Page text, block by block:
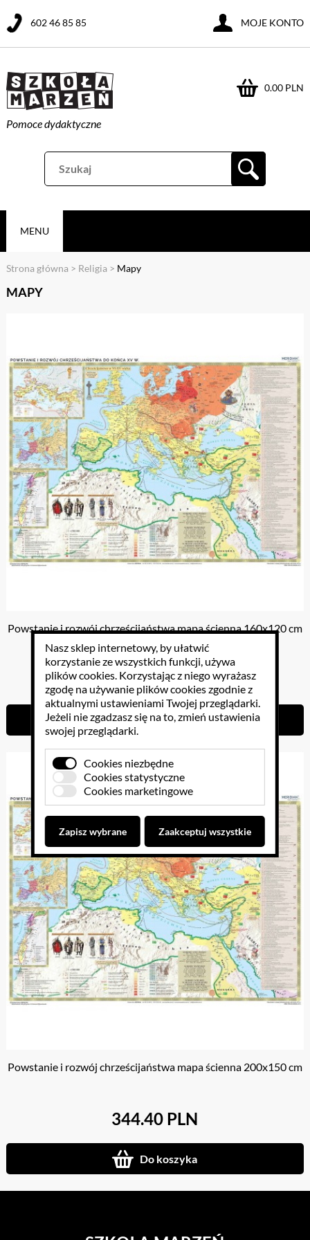
Pomoce dydaktyczne
0.00 PLN
602 46 85 85 MOJE KONTO
MENU
Strona główna > Religia > Mapy
MAPY
Powstanie i rozwój chrześcijaństwa mapa ścienna 160x120 cm
239.40 PLN
Do koszyka
Powstanie i rozwój chrześcijaństwa mapa ścienna 200x150 cm
344.40 PLN
Do koszyka
Nasz sklep internetowy, by ułatwić
korzystanie ze wszystkich funkcji, używa
plików cookies. Korzystając z niego wyrażasz
zgodę na używanie plików cookies zgodnie z
aktualnymi ustawieniami Twojej przeglądarki.
Jeżeli nie zgadzasz się na to, zmień ustawienia
swojej przeglądarki.
Cookies niezbędne
Cookies statystyczne
Cookies marketingowe
Zapisz wybrane Zaakceptuj wszystkie